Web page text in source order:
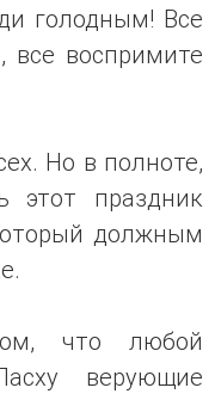
голодным! Все
все воспримите
Но в полноте,
этот праздник
должным
что любой
верующие